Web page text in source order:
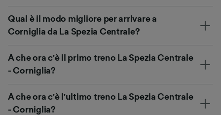
Qual è il modo migliore per arrivare a
Corniglia da La Spezia Centrale?
A che ora c'è il primo treno La Spezia Centrale
- Corniglia?
A che ora c'è l'ultimo treno La Spezia Centrale
- Corniglia?